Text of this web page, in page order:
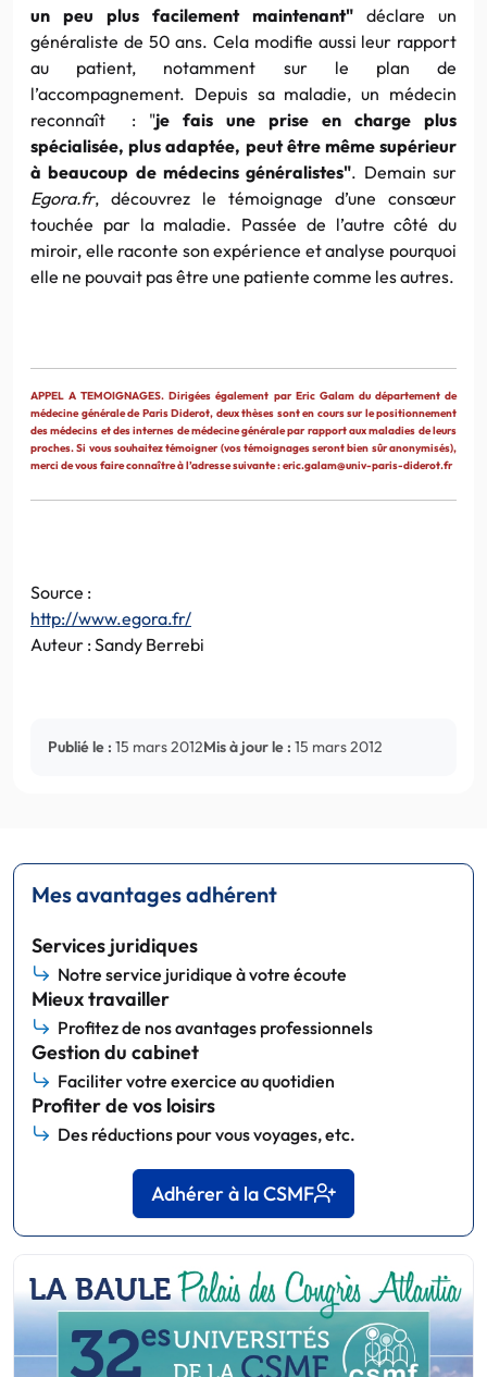
un peu plus facilement maintenant" déclare un
généraliste de 50 ans. Cela modifie aussi leur rapport
au patient, notamment sur le plan de
l’accompagnement. Depuis sa maladie, un médecin
reconnaît : "je fais une prise en charge plus
spécialisée, plus adaptée, peut être même supérieur
à beaucoup de médecins généralistes". Demain sur
Egora.fr, découvrez le témoignage d’une consœur
touchée par la maladie. Passée de l’autre côté du
miroir, elle raconte son expérience et analyse pourquoi
elle ne pouvait pas être une patiente comme les autres.
APPEL A TEMOIGNAGES. Dirigées également par Eric Galam du département de
médecine générale de Paris Diderot, deux thèses sont en cours sur le positionnement
des médecins et des internes de médecine générale par rapport aux maladies de leurs
proches. Si vous souhaitez témoigner (vos témoignages seront bien sûr anonymisés),
merci de vous faire connaître à l’adresse suivante : eric.galam@univ-paris-diderot.fr
Source :
http://www.egora.fr/
Auteur : Sandy Berrebi
Publié le : 15 mars 2012Mis à jour le : 15 mars 2012
Mes avantages adhérent
Services juridiques
Notre service juridique à votre écoute
Mieux travailler
Profitez de nos avantages professionnels
Gestion du cabinet
Faciliter votre exercice au quotidien
Profiter de vos loisirs
Des réductions pour vous voyages, etc.
Adhérer à la CSMF